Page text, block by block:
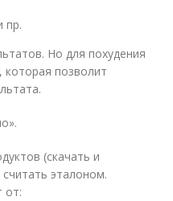
пр.
Но для похудения
позволит
(скачать и
эталоном.
от: